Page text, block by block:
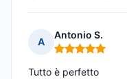
A
Antonio S.
Nota: 5 su 5
Tutto è perfetto